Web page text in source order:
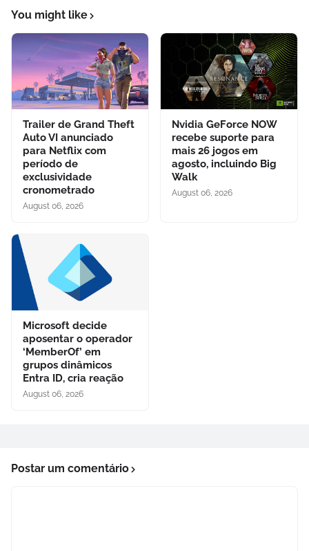
You might like
Trailer de Grand Theft
Auto VI anunciado
para Netflix com
período de
exclusividade
cronometrado
August 06, 2026
Nvidia GeForce NOW
recebe suporte para
mais 26 jogos em
agosto, incluindo Big
Walk
August 06, 2026
Microsoft decide
aposentar o operador
‘MemberOf’ em
grupos dinâmicos
Entra ID, cria reação
August 06, 2026
Postar um comentário